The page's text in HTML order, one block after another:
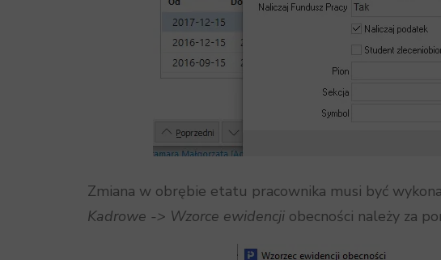
Zmiana w obrębie etatu pracownika musi być
Kadrowe -> Wzorce ewidencji obecności należy za